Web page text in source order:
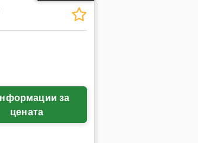
цената